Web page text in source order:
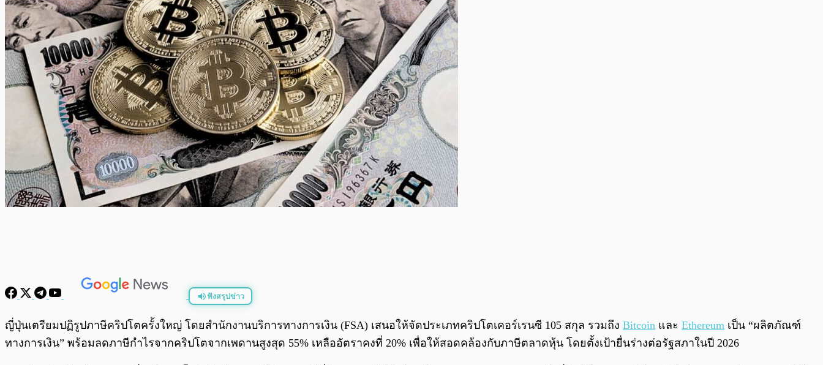
ฟังสรุปข่าว
พร้อมเล่น 0:00/0:00
ญี่ปุ่นเตรียมปฏิรูปภาษีคริปโตครั้งใหญ่ โดยสำนักงานบริการทางการเงิน (FSA) เสนอให้จัดประเภทคริปโตเคอร์เรนซี 105 สกุล รวมถึง Bitcoin และ Ethereum เป็น “ผลิตภัณฑ์
ทางการเงิน” พร้อมลดภาษีกำไรจากคริปโตจากเพดานสูงสุด 55% เหลืออัตราคงที่ 20% เพื่อให้สอดคล้องกับภาษีตลาดหุ้น โดยตั้งเป้ายื่นร่างต่อรัฐสภาในปี 2026